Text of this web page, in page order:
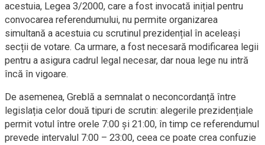
acestuia, Legea 3/2000, care a fost invocată inițial pentru
convocarea referendumului, nu permite organizarea
simultană a acestuia cu scrutinul prezidențial în aceleași
secții de votare. Ca urmare, a fost necesară modificarea legii
pentru a asigura cadrul legal necesar, dar noua lege nu intră
încă în vigoare.
De asemenea, Greblă a semnalat o neconcordanță între
legislația celor două tipuri de scrutin: alegerile prezidențiale
permit votul între orele 7:00 și 21:00, în timp ce referendumul
prevede intervalul 7:00 – 23:00, ceea ce poate crea confuzie